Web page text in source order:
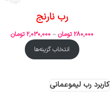
رب نارنج
280,000 تومان –
2,030,000 تومان
انتخاب گزینه‌ها
کاربرد رب لیموعمانی